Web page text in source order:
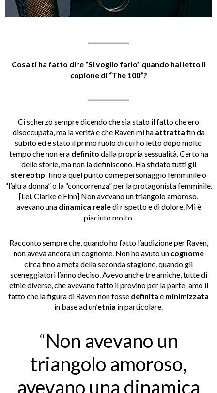
Cosa ti ha fatto dire “Si voglio farlo” quando hai letto il
copione di “The 100”?
Ci scherzo sempre dicendo che sia stato il fatto che ero
disoccupata, ma la verità e che Raven mi ha attratta fin da
subito ed è stato il primo ruolo di cui ho letto dopo molto
tempo che non era definito dalla propria sessualità. Certo ha
delle storie, ma non la definiscono. Ha sfidato tutti gli
stereotipifino a quel punto come personaggio femminile o
“l’altra donna” o la “concorrenza” per la protagonista femminile.
[Lei, Clarke e Finn] Non avevano un triangolo amoroso,
avevano una dinamica realedi rispetto e di dolore. Mi è
piaciuto molto.
Racconto sempre che, quando ho fatto l’audizione per Raven,
non aveva ancora un cognome. Non ho avuto un cognome
circa fino a metà della seconda stagione, quando gli
sceneggiatori l’anno deciso. Avevo anche tre amiche, tutte di
etnie diverse, che avevano fatto il provino per la parte: amo il
fatto che la figura di Raven non fosse definita e minimizzata
in base ad un’etnia in particolare.
“Non avevano un
triangolo amoroso,
avevano una dinamica